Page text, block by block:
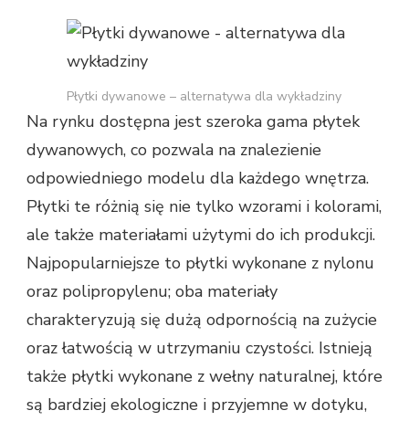
Płytki dywanowe – alternatywa dla wykładziny
Na rynku dostępna jest szeroka gama płytek
dywanowych, co pozwala na znalezienie
odpowiedniego modelu dla każdego wnętrza.
Płytki te różnią się nie tylko wzorami i kolorami,
ale także materiałami użytymi do ich produkcji.
Najpopularniejsze to płytki wykonane z nylonu
oraz polipropylenu; oba materiały
charakteryzują się dużą odpornością na zużycie
oraz łatwością w utrzymaniu czystości. Istnieją
także płytki wykonane z wełny naturalnej, które
są bardziej ekologiczne i przyjemne w dotyku,